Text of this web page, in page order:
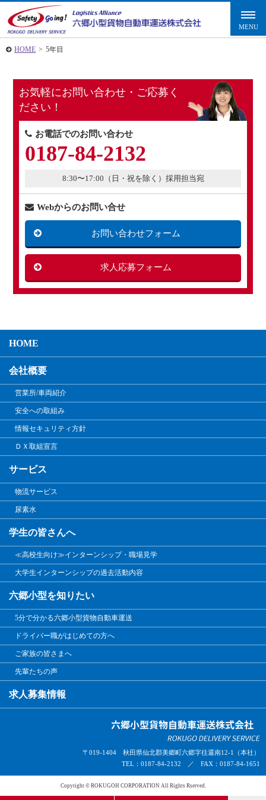
HOME > 5年目
お気軽にお問い合わせ・ご応募く
ださい！
お電話でのお問い合わせ
0187-84-2132
8:30〜17:00（日・祝を除く）採用担当宛
Webからのお問い合せ
お問い合わせフォーム
求人応募フォーム
HOME
会社概要
営業所/車両紹介
安全への取組み
情報セキュリティ方針
ＤＸ取組宣言
サービス
物流サービス
尿素水
学生の皆さんへ
≪高校生向け≫インターンシップ・職場見学
大学生インターンシップの過去活動内容
六郷小型を知りたい
5分で分かる六郷小型貨物自動車運送
ドライバー職がはじめての方へ
ご家族の皆さまへ
先輩たちの声
求人募集情報
〒019-1404 秋田県仙北郡美郷町六郷字往還南12-1（本社）
TEL：0187-84-2132 ／ FAX：0187-84-1651
Copyright © ROKUGOH CORPORATION All Rights Rserved.